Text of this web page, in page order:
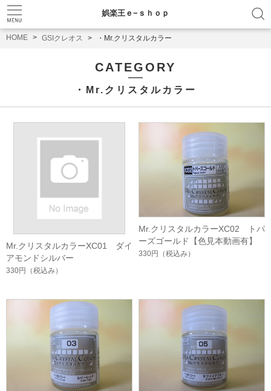
娯楽王ｅ−ｓｈｏｐ
HOME GSIクレオス ・Mr.クリスタルカラー
CATEGORY
・Mr.クリスタルカラー
Mr.クリスタルカラーXC01 ダイ
アモンドシルバー
330円 （税込み）
Mr.クリスタルカラーXC02 トパ
ーズゴールド【色見本動画有】
330円 （税込み）